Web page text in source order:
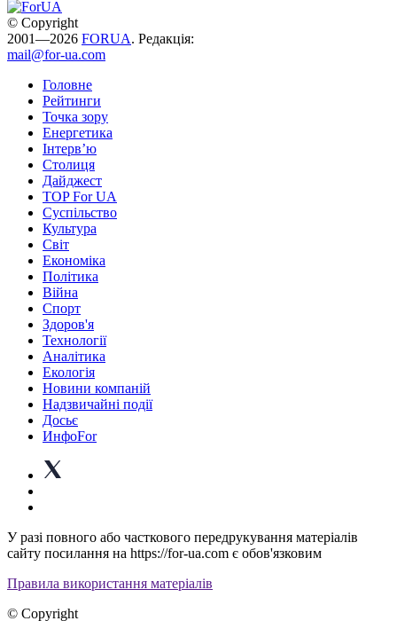
© Copyright
2001—2026 FORUA. Редакція:
mail@for-ua.com
Головне
Рейтинги
Точка зору
Енергетика
Інтерв’ю
Столиця
Дайджест
TOP For UA
Суспiльство
Культура
Світ
Економіка
Політика
Війна
Спорт
Здоров'я
Технології
Аналітика
Екологія
Новини компаній
Надзвичайні події
Досьє
ИнфоFor
У разі повного або часткового передрукування матеріалів
сайту посилання на https://for-ua.com є обов'язковим
Правила використання матеріалів
© Copyright